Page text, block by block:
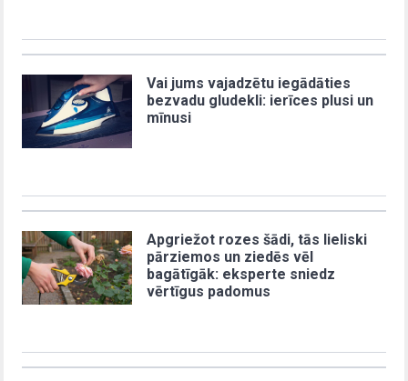
Vai jums vajadzētu iegādāties
bezvadu gludekli: ierīces plusi un
mīnusi
Apgriežot rozes šādi, tās lieliski
pārziemos un ziedēs vēl
bagātīgāk: eksperte sniedz
vērtīgus padomus